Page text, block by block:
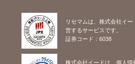
リセマムは、株式会社イ
営するサービスです。
証券コード：6038
株式会社イードは、個人